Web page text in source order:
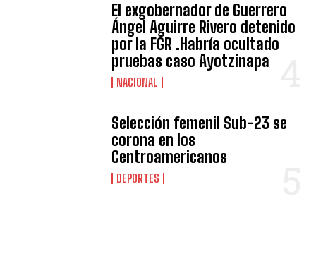
El exgobernador de Guerrero
Ángel Aguirre Rivero detenido
por la FGR .Habría ocultado
pruebas caso Ayotzinapa
NACIONAL
Selección femenil Sub-23 se
corona en los
Centroamericanos
DEPORTES